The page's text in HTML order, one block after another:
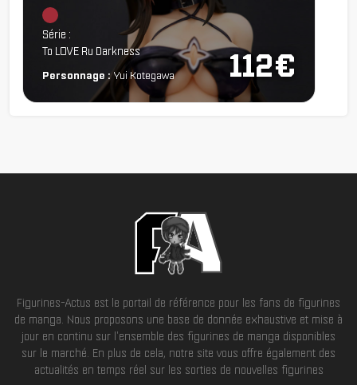
112€
Chargement...
Série :
To LOVE Ru Darkness
Personnage : Yui Kotegawa
Figurines-Actus est le portail de référence pour les fans de figurines
de manga. Nous proposons une base de donnée exhaustive et mise à
jour en continu sur l'ensemble des figurines de manga disponibles
sur le marché. En plus de cela, notre site vous offre également des
actualités en temps réel sur les sorties de nouvelles figurines